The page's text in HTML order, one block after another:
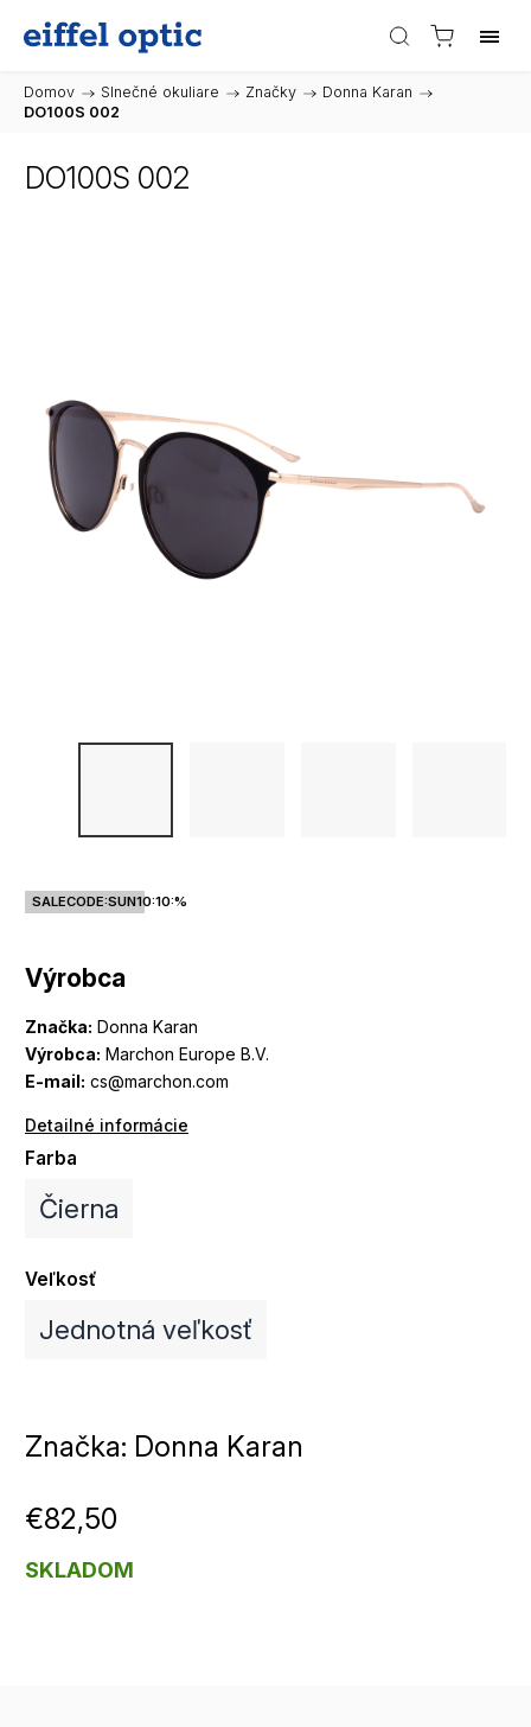
Domov / Slnečné okuliare / Značky / Donna Karan /
DO100S 002
DO100S 002
Výrobca
Značka: Donna Karan
Výrobca: Marchon Europe B.V.
E-mail: cs@marchon.com
Detailné informácie
SALECODE:SUN10:10:%
Farba
Čierna
Veľkosť
Jednotná veľkosť
Značka: Donna Karan
€82,50
SKLADOM